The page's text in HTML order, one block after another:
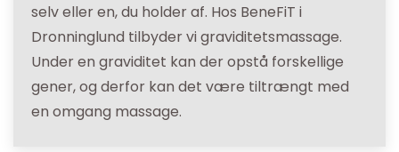
selv eller en, du holder af. Hos BeneFiT i
Dronninglund tilbyder vi graviditetsmassage.
Under en graviditet kan der opstå forskellige
gener, og derfor kan det være tiltrængt med
en omgang massage.